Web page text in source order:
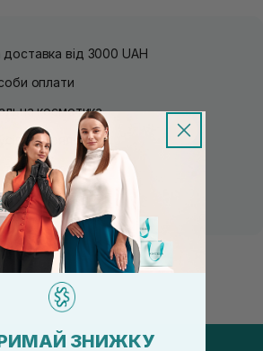
від 3000 UAH
оплати
косметика
та лояльності
топ товари
від косметологів
ЗНИЖКУ